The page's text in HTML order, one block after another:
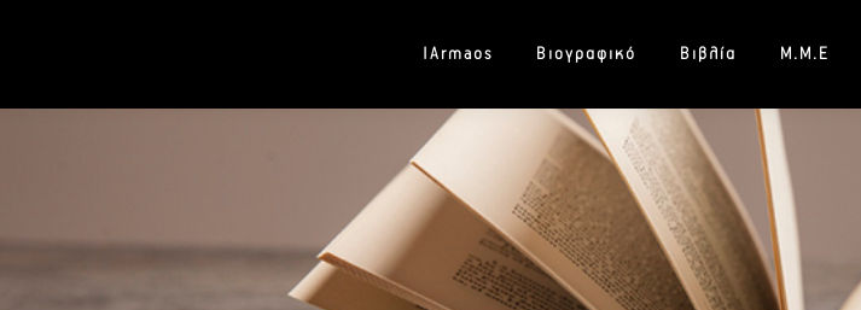
IArmaos Βιογραφικό Βιβλία Μ.Μ.Ε